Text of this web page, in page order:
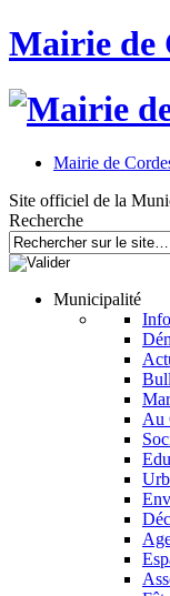
Mairie de
Mairie de
Site officiel de la
Recherche
Municipalité
Au